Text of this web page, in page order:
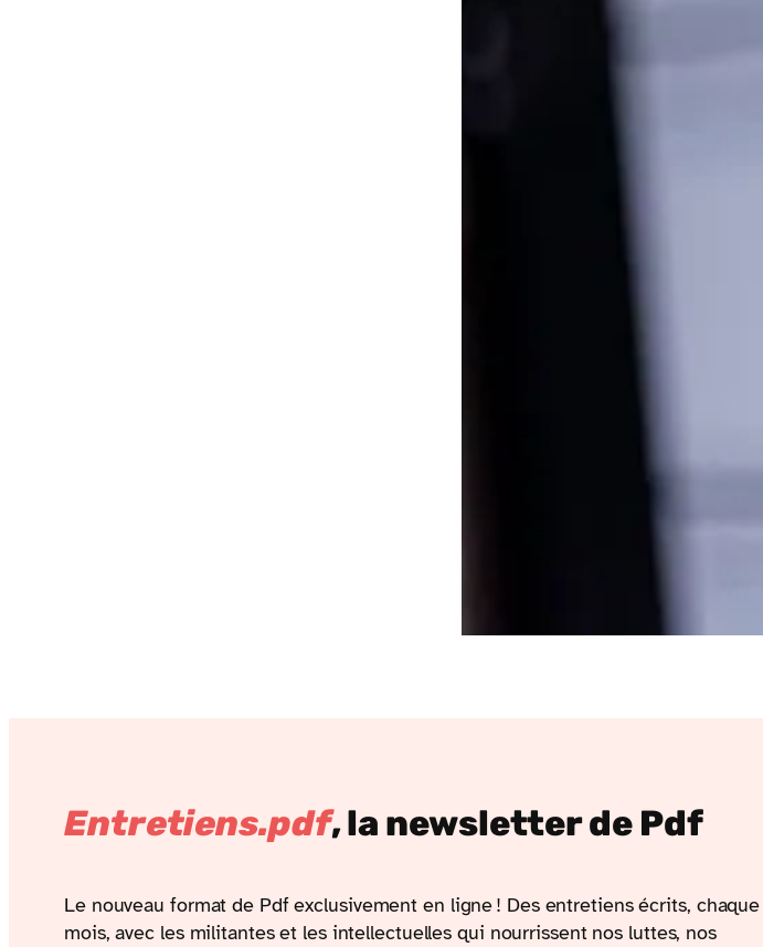
Entretiens.pdf, la newsletter de Pdf
Le nouveau format de Pdf exclusivement en ligne ! Des entretiens écrits, chaque
mois, avec les militantes et les intellectuelles qui nourrissent nos luttes, nos